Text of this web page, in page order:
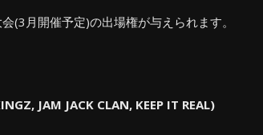
(3月開催予定)の出場権が与えられます。
JAM JACK CLAN, KEEP IT REAL)